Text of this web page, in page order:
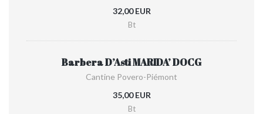
32,00 EUR
Bt
Barbera D’Asti MARIDA’ DOCG
Cantine Povero-Piémont
35,00 EUR
Bt